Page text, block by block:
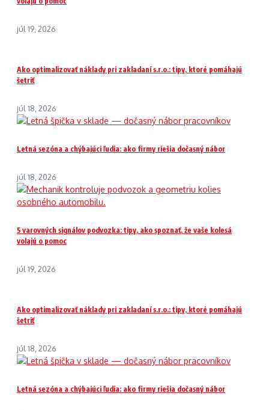
júl 19, 2026
Ako optimalizovať náklady pri zakladaní s.r.o.: tipy, ktoré pomáhajú
šetriť
júl 18, 2026
Letná sezóna a chýbajúci ľudia: ako firmy riešia dočasný nábor
júl 18, 2026
5 varovných signálov podvozka: tipy, ako spoznať, že vaše kolesá
volajú o pomoc
júl 19, 2026
Ako optimalizovať náklady pri zakladaní s.r.o.: tipy, ktoré pomáhajú
šetriť
júl 18, 2026
Letná sezóna a chýbajúci ľudia: ako firmy riešia dočasný nábor